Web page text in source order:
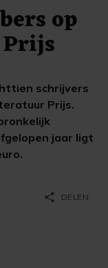
op
schrijvers
Prijs.
jaar ligt
share DELEN